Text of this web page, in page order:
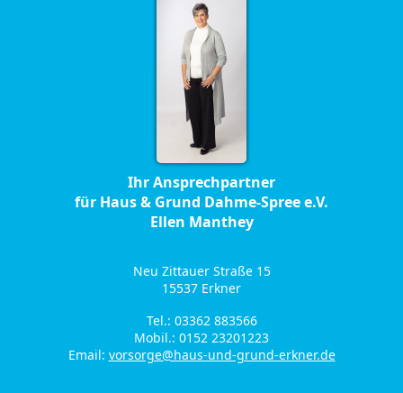
Ihr Ansprechpartner
für Haus & Grund Dahme-Spree e.V.
Ellen Manthey
Neu Zittauer Straße 15
15537 Erkner
Tel.: 03362 883566
Mobil.: 0152 23201223
Email: vorsorge@haus-und-grund-erkner.de